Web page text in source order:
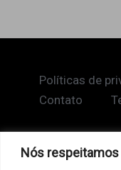
Nós
Políticas de
Contato